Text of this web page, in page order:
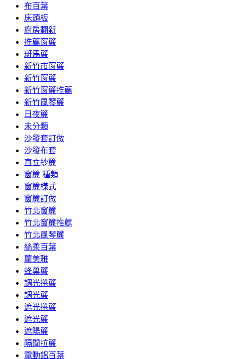
布百葉
床頭板
廚房翻新
推薦窗簾
斑馬簾
新竹市窗簾
新竹窗簾
新竹窗簾推薦
新竹風琴簾
日夜簾
未分類
沙發套訂做
沙發布套
直立紗簾
窗簾 種類
窗簾樣式
窗簾訂做
竹北窗簾
竹北窗簾推薦
竹北風琴簾
絲柔百葉
蘿美雅
蜂巢簾
調光捲簾
調光簾
遮光捲簾
遮光簾
遮陽簾
隔間拉簾
電動鋁百葉